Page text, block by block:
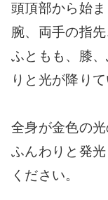
頭頂部から始
腕、両手の指
ふともも、膝
りと光が降りて
全身が金色の
ふんわりと発
ください。